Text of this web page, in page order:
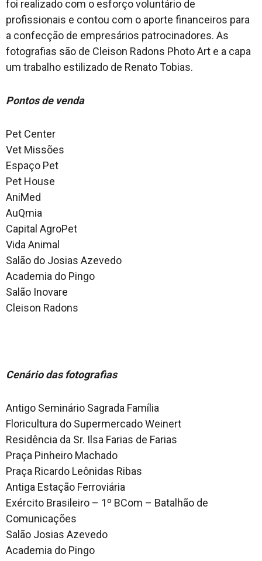
foi realizado com o esforço voluntário de
profissionais e contou com o aporte financeiros para
a confecção de empresários patrocinadores. As
fotografias são de Cleison Radons Photo Art e a capa
um trabalho estilizado de Renato Tobias.
Pontos de venda
Pet Center
Vet Missões
Espaço Pet
Pet House
AniMed
AuQmia
Capital AgroPet
Vida Animal
Salão do Josias Azevedo
Academia do Pingo
Salão Inovare
Cleison Radons
Cenário das fotografias
Antigo Seminário Sagrada Família
Floricultura do Supermercado Weinert
Residência da Sr. Ilsa Farias de Farias
Praça Pinheiro Machado
Praça Ricardo Leônidas Ribas
Antiga Estação Ferroviária
Exército Brasileiro – 1º BCom – Batalhão de
Comunicações
Salão Josias Azevedo
Academia do Pingo